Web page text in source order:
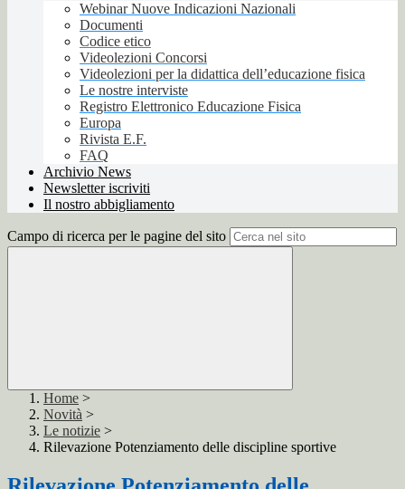
Webinar Nuove Indicazioni Nazionali
Documenti
Codice etico
Videolezioni Concorsi
Videolezioni per la didattica dell’educazione fisica
Le nostre interviste
Registro Elettronico Educazione Fisica
Europa
Rivista E.F.
FAQ
Archivio News
Newsletter iscriviti
Il nostro abbigliamento
Campo di ricerca per le pagine del sito
Home >
Novità >
Le notizie >
Rilevazione Potenziamento delle discipline sportive